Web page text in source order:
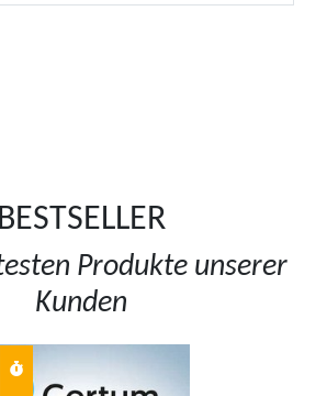
BESTSELLER
Produkte unserer
Kunden